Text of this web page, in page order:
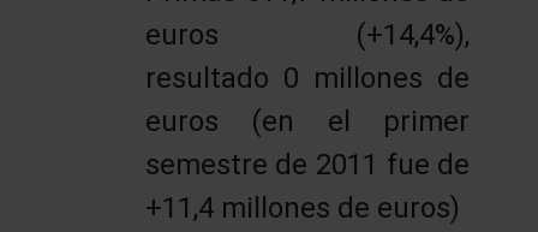
euros (+14,4%),
resultado 0 millones de
euros (en el primer
semestre de 2011 fue de
+11,4 millones de euros)